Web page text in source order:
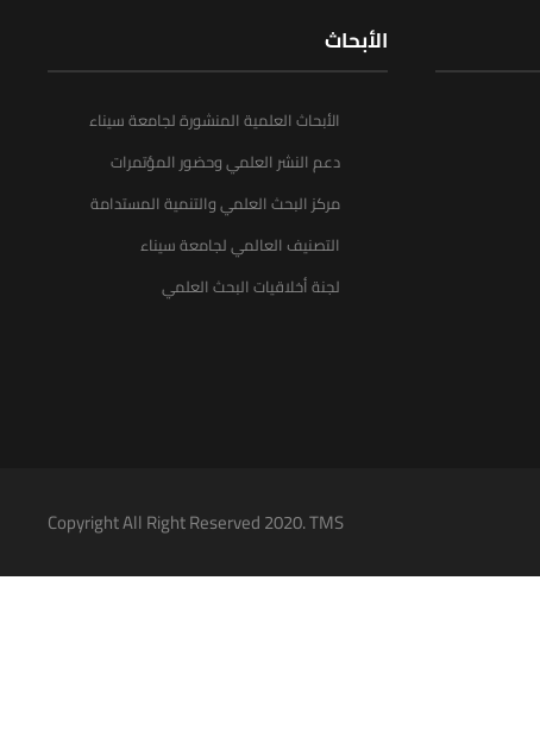
الأبحاث
الأبحاث العلمية المنشورة لجامعة سيناء
دعم النشر العلمي وحضور المؤتمرات
مركز البحث العلمي والتنمية المستدامة
التصنيف العالمي لجامعة سيناء
لجنة أخلاقيات البحث العلمي
Copyright All Right Reserved 2020. TMS